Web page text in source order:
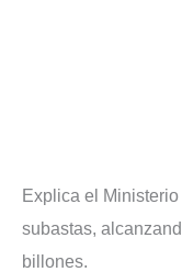
Explica el
subastas,
billones.